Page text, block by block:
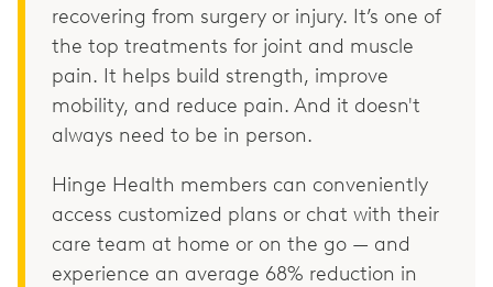
recovering from surgery or injury. It’s one of
the top treatments for joint and muscle
pain. It helps build strength, improve
mobility, and reduce pain. And it doesn't
always need to be in person.
Hinge Health members can conveniently
access customized plans or chat with their
care team at home or on the go — and
experience an average 68% reduction in